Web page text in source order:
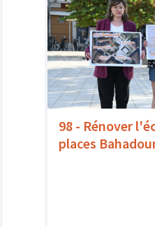
98 - Rénover
places